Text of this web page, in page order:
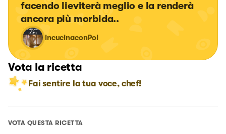
facendo lieviterà meglio e la renderà
ancora più morbida..
incucinaconPol
Vota la ricetta
Fai sentire la tua voce, chef!
VOTA QUESTA RICETTA